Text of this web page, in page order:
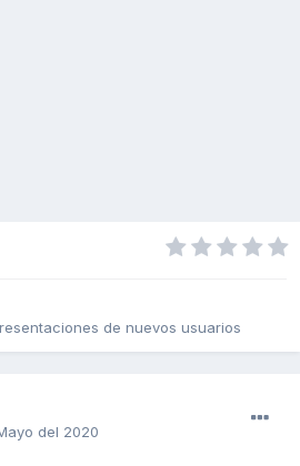
de nuevos usuarios
del 2020